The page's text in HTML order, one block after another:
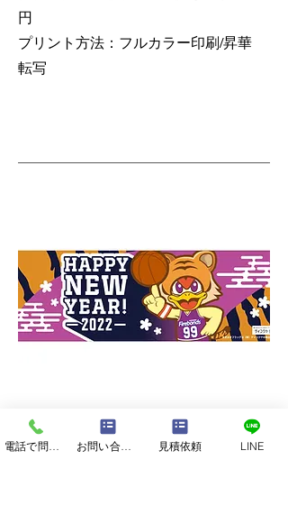
円
​プリント方法：フルカラー印刷/昇華
転写
最低ロッド：50本～
電話で問い合わせる お問い合わせフォーム 見積依頼 LINE